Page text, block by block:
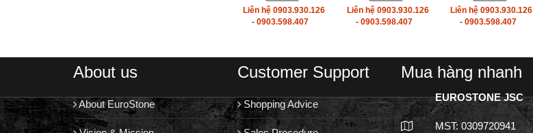
Liên hệ 0903.930.126
- 0903.598.407
Liên hệ 0903.930.126
- 0903.598.407
Liên hệ 0903.930.126
- 0903.598.407
About us
About EuroStone
Customer Support
Shopping Advice
Mua hàng nhanh
EUROSTONE JSC
MST: 0309720941